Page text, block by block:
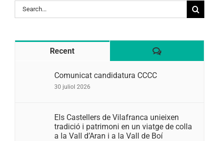
Search
for:
Recent Comentaris
Comunicat candidatura CCCC
30 juliol 2026
Els Castellers de Vilafranca unieixen
tradició i patrimoni en un viatge de colla
a la Vall d’Aran i a la Vall de Boí